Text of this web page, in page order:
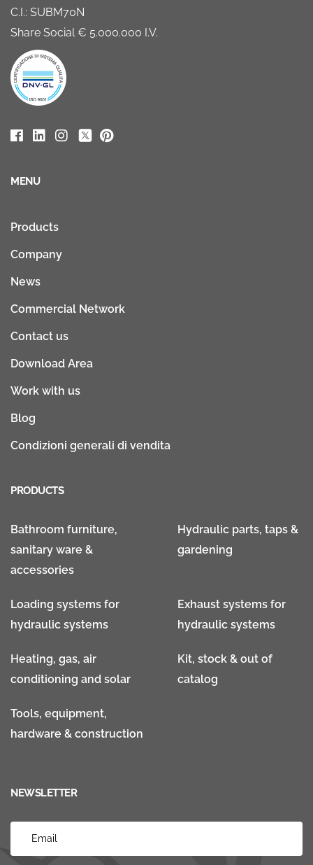
C.I.: SUBM70N
Share Social € 5.000.000 I.V.
MENU
Products
Company
News
Commercial Network
Contact us
Download Area
Work with us
Blog
Condizioni generali di vendita
PRODUCTS
Bathroom furniture,
sanitary ware &
accessories
Hydraulic parts, taps &
gardening
Loading systems for
hydraulic systems
Exhaust systems for
hydraulic systems
Heating, gas, air
conditioning and solar
Kit, stock & out of
catalog
Tools, equipment,
hardware & construction
NEWSLETTER